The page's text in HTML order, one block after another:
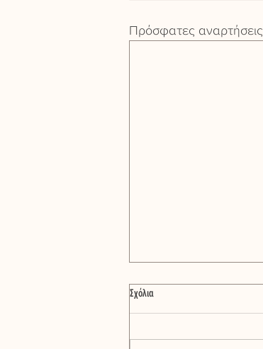
Πρόσφατες αναρτήσεις
Σχόλια